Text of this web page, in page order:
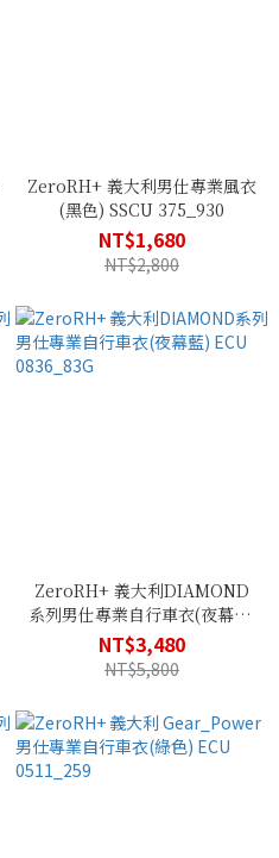
ZeroRH+ 義大利男仕專業風衣
(黑色) SSCU 375_930
NT$1,680
NT$2,800
ZeroRH+ 義大利DIAMOND
系列男仕專業自行車衣(夜幕藍)
ECU 0836_83G
NT$3,480
NT$5,800